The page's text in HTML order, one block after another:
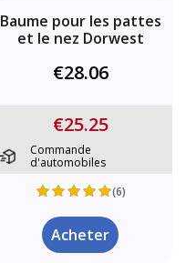
Baume pour les pattes
et le nez Dorwest
€28.06
€25.25
Commande
d'automobiles
(6)
Acheter